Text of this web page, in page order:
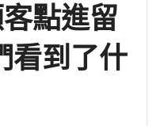
點進留
看到了什